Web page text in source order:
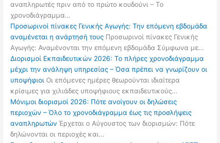
αναπληρωτές πριν από το πρώτο κουδούνι – Το
χρονοδιάγραμμα…
Προσωρινοί πίνακες Γενικής Αγωγής: Την επόμενη εβδομάδα
αναμένεται η ανάρτησή τους Προσωρινοί πίνακες Γενικής
Αγωγής: Αναμένονται την επόμενη εβδομάδα Σύμφωνα με…
Διορισμοί Εκπαιδευτικών 2026: Το πλήρες χρονοδιάγραμμα
μέχρι την ανάληψη υπηρεσίας – Όσα πρέπει να γνωρίζουν οι
υποψήφιοι Οι επόμενες ημέρες θεωρούνται ιδιαίτερα
κρίσιμες για χιλιάδες υποψήφιους εκπαιδευτικούς…
Μόνιμοι διορισμοί 2026: Πότε ανοίγουν οι δηλώσεις
περιοχών – Όλο το χρονοδιάγραμμα έως τις προσλήψεις
αναπληρωτών Έρχεται ο Αύγουστος των διορισμών: Πότε
δηλώνονται οι περιοχές και…